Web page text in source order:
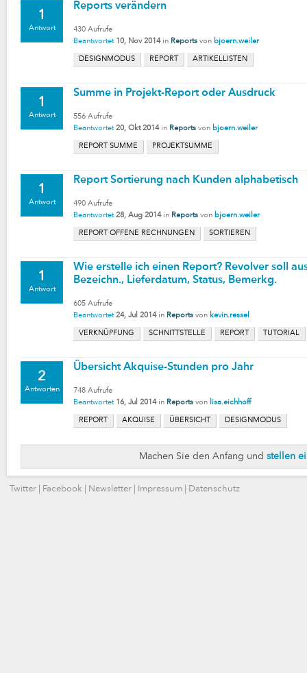
1
Antwort
Reports verändern
430 Aufrufe
Beantwortet 10, Nov 2014 in Reports von bjoern.weiler
DESIGNMODUS REPORT ARTIKELLISTEN
1
Antwort
Summe in Projekt-Report oder Ausdruck
556 Aufrufe
Beantwortet 20, Okt 2014 in Reports von bjoern.weiler
REPORT SUMME PROJEKTSUMME
1
Antwort
Report Sortierung nach Kunden alphabetisch
490 Aufrufe
Beantwortet 28, Aug 2014 in Reports von bjoern.weiler
REPORT OFFENE RECHNUNGEN SORTIEREN
1
Antwort
Wie erstelle ich einen Report? Revolver soll
Bezeichn., Lieferdatum, Status, Bemerkg.
605 Aufrufe
Beantwortet 24, Jul 2014 in Reports von kevin.ressel
VERKNÜPFUNG SCHNITTSTELLE REPORT TUTORIAL
2
Antworten
Übersicht Akquise-Stunden pro Jahr
748 Aufrufe
Beantwortet 16, Jul 2014 in Reports von lisa.eichhoff
REPORT AKQUISE ÜBERSICHT DESIGNMODUS
Machen Sie den Anfang und stellen
Twitter Facebook Newsletter Impressum Datenschutz